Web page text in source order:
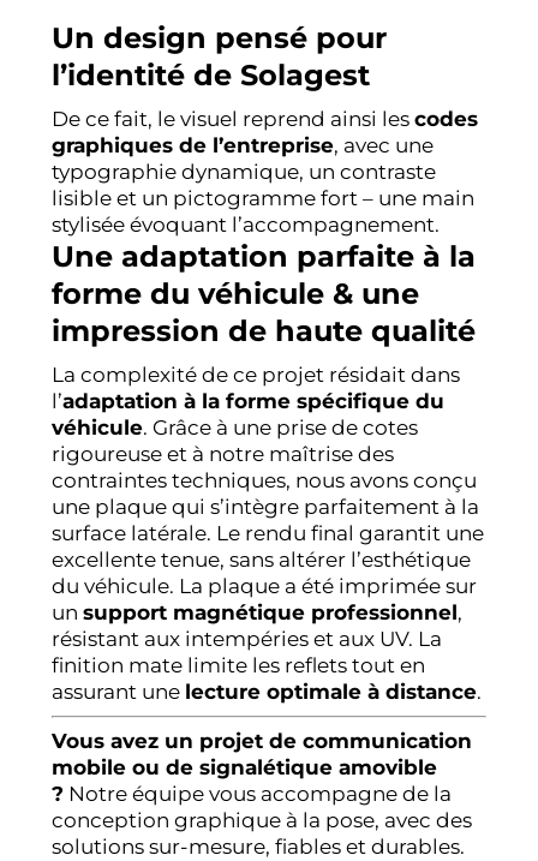
Un design pensé pour
l’identité de Solagest
De ce fait, le visuel reprend ainsi les codes
graphiques de l’entreprise, avec une
typographie dynamique, un contraste
lisible et un pictogramme fort – une main
stylisée évoquant l’accompagnement.
Une adaptation parfaite à la
forme du véhicule & une
impression de haute qualité
La complexité de ce projet résidait dans
l’adaptation à la forme spécifique du
véhicule. Grâce à une prise de cotes
rigoureuse et à notre maîtrise des
contraintes techniques, nous avons conçu
une plaque qui s’intègre parfaitement à la
surface latérale. Le rendu final garantit une
excellente tenue, sans altérer l’esthétique
du véhicule. La plaque a été imprimée sur
un support magnétique professionnel,
résistant aux intempéries et aux UV. La
finition mate limite les reflets tout en
assurant une lecture optimale à distance.
Vous avez un projet de communication
mobile ou de signalétique amovible
? Notre équipe vous accompagne de la
conception graphique à la pose, avec des
solutions sur-mesure, fiables et durables.